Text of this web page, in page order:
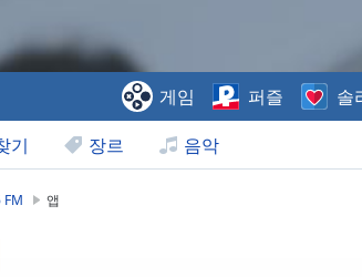
기 장르 음악
게임 퍼즐 솔
앱